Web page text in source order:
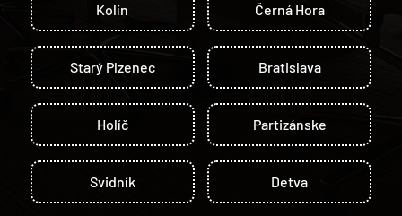
Kolín Černá Hora
Starý Plzenec Bratislava
Holíč Partizánske
Svidník Detva